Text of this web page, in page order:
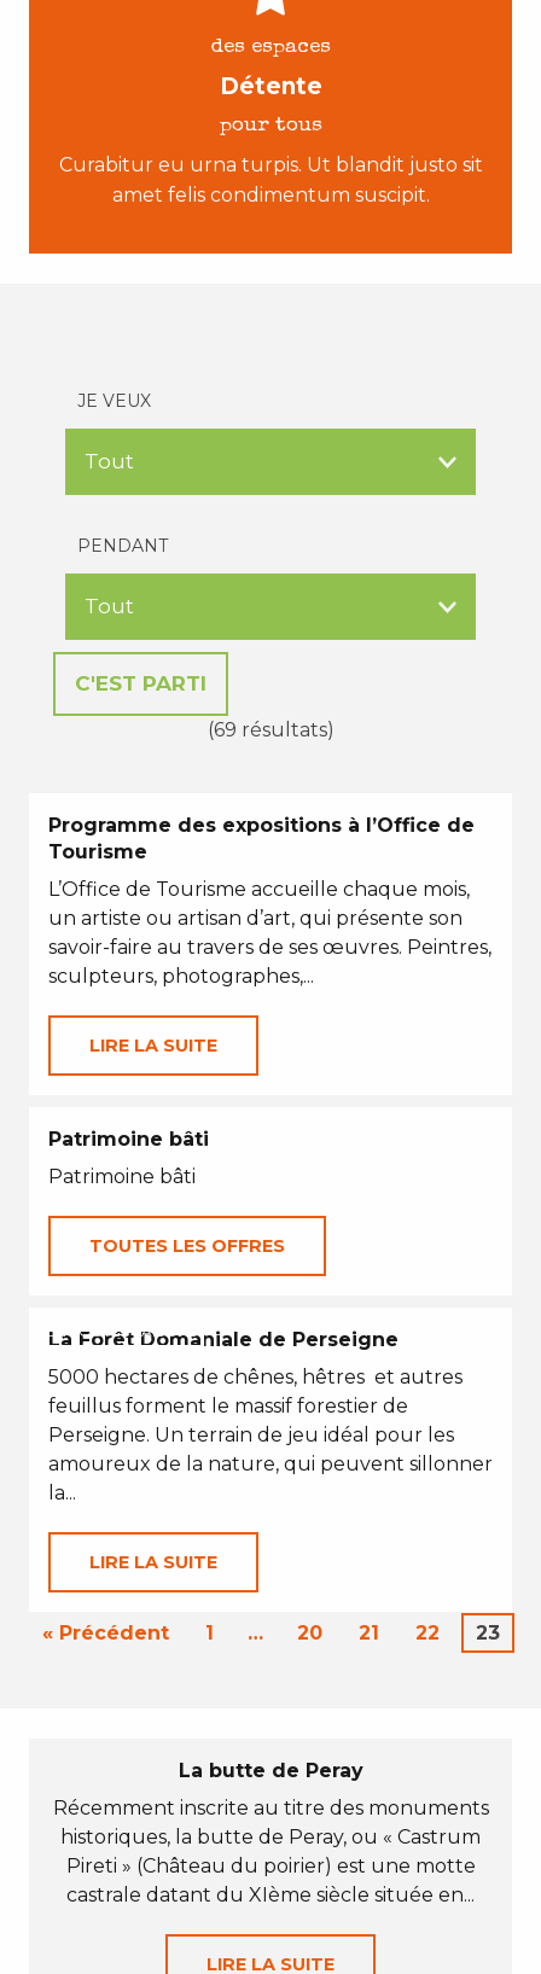
des espaces
Détente
pour tous
Curabitur eu urna turpis. Ut blandit justo sit
amet felis condimentum suscipit.
JE VEUX
PENDANT
(69 résultats)
Programme des expositions à l’Office de
Tourisme
L’Office de Tourisme accueille chaque mois,
un artiste ou artisan d’art, qui présente son
savoir-faire au travers de ses œuvres. Peintres,
sculpteurs, photographes,...
LIRE LA SUITE
Patrimoine bâti
Patrimoine bâti
TOUTES LES OFFRES
EN TOUTES SAISONS
La Forêt Domaniale de Perseigne
5000 hectares de chênes, hêtres et autres
feuillus forment le massif forestier de
Perseigne. Un terrain de jeu idéal pour les
amoureux de la nature, qui peuvent sillonner
la...
LIRE LA SUITE
« Précédent 1 … 20 21 22 23
La butte de Peray
Récemment inscrite au titre des monuments
historiques, la butte de Peray, ou « Castrum
Pireti » (Château du poirier) est une motte
castrale datant du XIème siècle située en...
LIRE LA SUITE